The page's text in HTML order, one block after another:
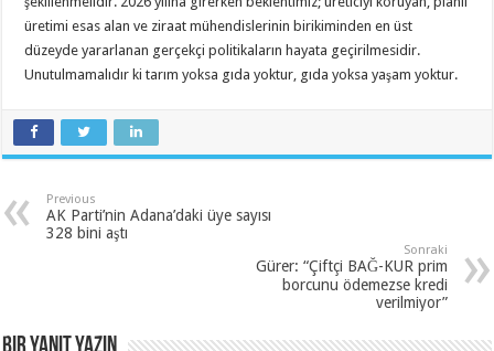
üretimi esas alan ve ziraat mühendislerinin birikiminden en üst
düzeyde yararlanan gerçekçi politikaların hayata geçirilmesidir.
Unutulmamalıdır ki tarım yoksa gıda yoktur, gıda yoksa yaşam yoktur.
Previous
AK Parti’nin Adana’daki üye sayısı
328 bini aştı
Sonraki
Gürer: “Çiftçi BAĞ-KUR prim
borcunu ödemezse kredi
verilmiyor”